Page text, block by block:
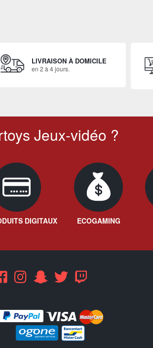
LIVRAISON À DOMICILE
en 2 à 4 jours.
Jeux-vidéo ?
DIGITAUX ECOGAMING